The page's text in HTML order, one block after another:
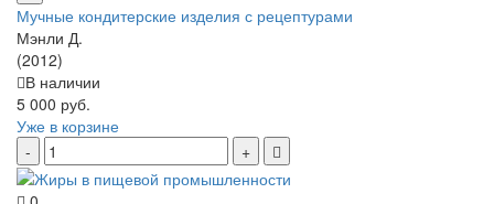
Мучные кондитерские изделия с рецептурами
Мэнли Д.
(2012)
В наличии
5 000 руб.
Уже в корзине